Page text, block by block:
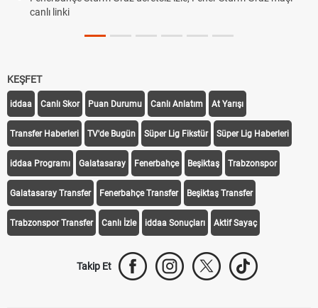
canlı linki
KEŞFET
iddaa Canlı Skor Puan Durumu Canlı Anlatım At Yarışı
Transfer Haberleri TV'de Bugün Süper Lig Fikstür Süper Lig Haberleri
iddaa Programı Galatasaray Fenerbahçe Beşiktaş Trabzonspor
Galatasaray Transfer Fenerbahçe Transfer Beşiktaş Transfer
Trabzonspor Transfer Canlı İzle iddaa Sonuçları Aktif Sayaç
Takip Et